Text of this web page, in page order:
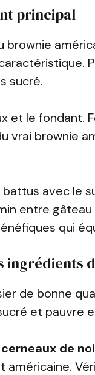
principal
brownie
sucré.
et le fondant.
vrai brownie
battus avec le
entre
qui
ingrédients
de bonne
et pauvre
cerneaux de